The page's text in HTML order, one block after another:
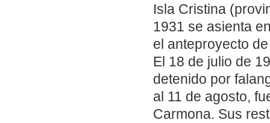
Isla Cristina
1931 se asienta
el anteproyecto
El 18 de julio de
detenido por
al 11 de agosto,
Carmona. Sus